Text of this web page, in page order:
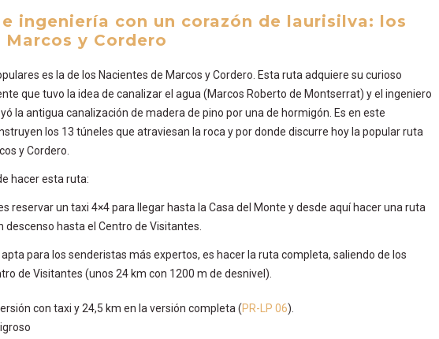
e ingeniería con un corazón de laurisilva: los
y Cordero
es la de los Nacientes de Marcos y Cordero. Esta ruta adquiere su curioso
que tuvo la idea de canalizar el agua (Marcos Roberto de Montserrat) y el ingeniero
la antigua canalización de madera de pino por una de hormigón. Es en este
los 13 túneles que atraviesan la roca y por donde discurre hoy la popular ruta
y Cordero.
hacer esta ruta:
reservar un taxi 4×4 para llegar hasta la Casa del Monte y desde aquí hacer una ruta
descenso hasta el Centro de Visitantes.
para los senderistas más expertos, es hacer la ruta completa, saliendo de los
de Visitantes (unos 24 km con 1200 m de desnivel).
con taxi y 24,5 km en la versión completa (PR-LP 06).